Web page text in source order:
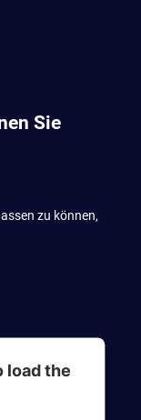
Sie
zu können,
load the